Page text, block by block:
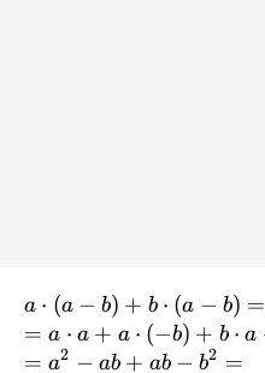
a\cdot(a-
b) +
b\cdot(a-
a ⋅ (a − b) + b ⋅ (a − b) =
= a ⋅ a + a ⋅ (−b) + b ⋅ a
= a2 − ab + ab − b2 =